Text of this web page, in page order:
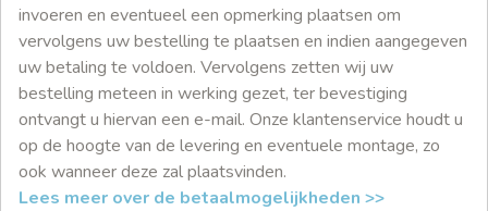
invoeren en eventueel een opmerking plaatsen om
vervolgens uw bestelling te plaatsen en indien aangegeven
uw betaling te voldoen. Vervolgens zetten wij uw
bestelling meteen in werking gezet, ter bevestiging
ontvangt u hiervan een e-mail. Onze klantenservice houdt u
op de hoogte van de levering en eventuele montage, zo
ook wanneer deze zal plaatsvinden.
Lees meer over de betaalmogelijkheden >>